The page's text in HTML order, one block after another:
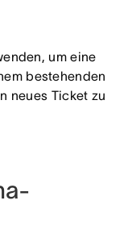
um eine
bestehenden
neues Ticket zu